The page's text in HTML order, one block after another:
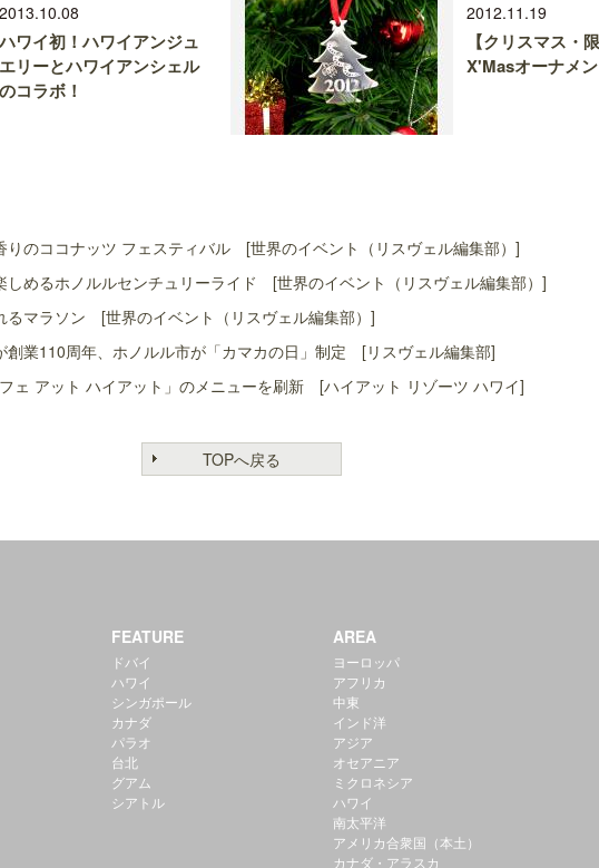
2013.10.08
ハワイ初！ハワイアンジュ
エリーとハワイアンシェル
のコラボ！
2012.11.19
【クリスマス・
X'Masオーナメン
りのココナッツ フェスティバル [世界のイベント（リスヴェル編集部）]
しめるホノルルセンチュリーライド [世界のイベント（リスヴェル編集部）]
るマラソン [世界のイベント（リスヴェル編集部）]
創業110周年、ホノルル市が「カマカの日」制定 [リスヴェル編集部]
ェ アット ハイアット」のメニューを刷新 [ハイアット リゾーツ ハワイ]
TOPへ戻る
FEATURE
ドバイ
ハワイ
シンガポール
カナダ
パラオ
台北
グアム
シアトル
AREA
ヨーロッパ
アフリカ
中東
インド洋
アジア
オセアニア
ミクロネシア
ハワイ
南太平洋
アメリカ合衆国（本土）
カナダ・アラスカ